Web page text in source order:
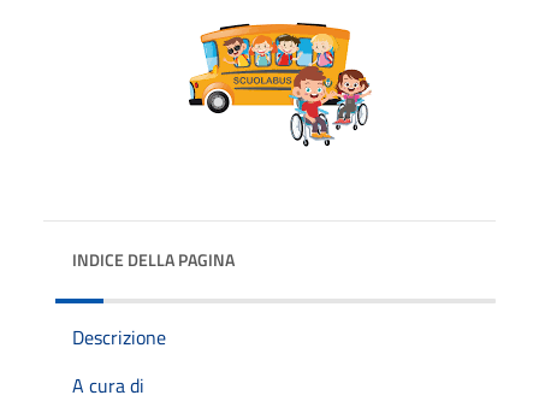
INDICE DELLA PAGINA
Descrizione
A cura di